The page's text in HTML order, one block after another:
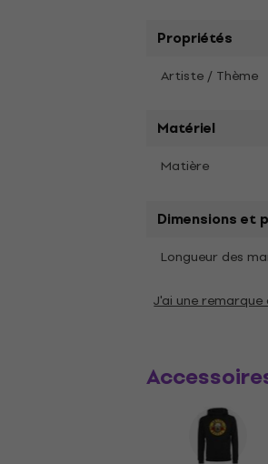
Propriétés
Artiste / Thème
Matériel
Matière
Dimensions et
Longueur des
J'ai une